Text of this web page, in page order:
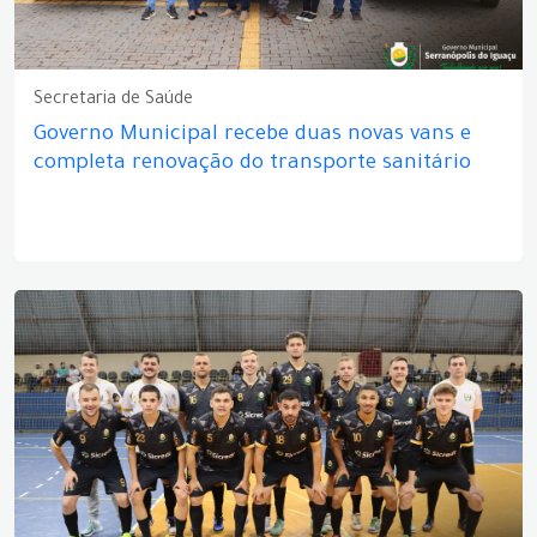
Secretaria de Saúde
Governo Municipal recebe duas novas vans e
completa renovação do transporte sanitário